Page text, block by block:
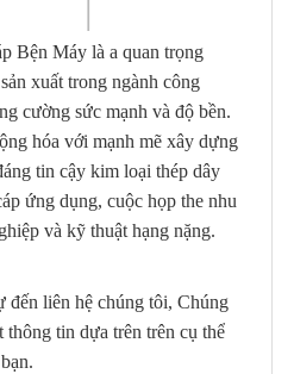
100mm*135mm(≈6Kg)
380V 1.1KW
Bện Máy là a quan trọng
xuất trong ngành công
cường sức mạnh và độ bền.
hóa với mạnh mẽ xây dựng
tin cậy kim loại thép dây
ứng dụng, cuộc họp the nhu
và kỹ thuật hạng nặng.
liên hệ chúng tôi, Chúng
thông tin dựa trên trên cụ thể